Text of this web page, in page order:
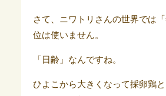
さて、ニワトリさんの世界では
位は使いません。
「日齢」なんですね。
ひよこから大きくなって採卵鶏